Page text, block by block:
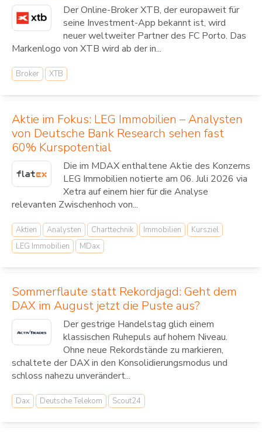
Der Online-Broker XTB, der europaweit für
seine Investment-App bekannt ist, wird
neuer weltweiter Partner des FC Porto. Das
Markenlogo von XTB wird ab der in...
Broker XTB
Aktie im Fokus: LEG Immobilien – Analysten
von Deutsche Bank Research sehen fast
60% Kurspotential
Die im MDAX enthaltene Aktie des Konzerns
LEG Immobilien notierte am 06. Juli 2026 via
Xetra auf einem hier für die Analyse
relevanten Zwischenhoch von...
Aktien Analysten Charttechnik Immobilien
Kursziel
LEG Immobilien
MDax
Sommerflaute statt Rekordjagd: Geht dem
DAX im August jetzt die Puste aus?
Der gestrige Handelstag glich einem
klassischen Ruhepuls auf hohem Niveau.
Ohne neue Rekordstände zu markieren,
schaltete der DAX in den Konsolidierungsmodus und
schloss nahezu unverändert...
Dax Deutsche Telekom Scout24